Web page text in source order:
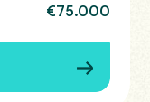
€75.000